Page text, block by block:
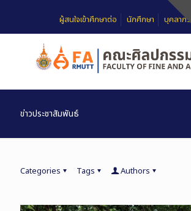
ผู้สนใจเข้าศึกษาต่อ นักศึกษา บุคลากร
ข่าวประชาสัมพันธ์
Categories Tags Authors